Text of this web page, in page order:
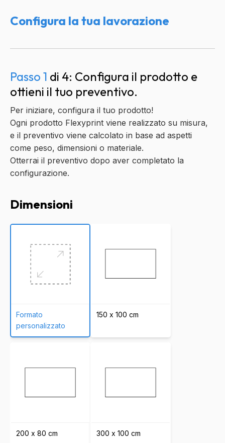
Configura la tua lavorazione
Passo 1 di 4: Configura il prodotto e
ottieni il tuo preventivo.
Per iniziare, configura il tuo prodotto!
Ogni prodotto Flexyprint viene realizzato su misura,
e il preventivo viene calcolato in base ad aspetti
come peso, dimensioni o materiale.
Otterrai il preventivo dopo aver completato la
configurazione.
Dimensioni
Formato
personalizzato
150 x 100 cm
200 x 80 cm 300 x 100 cm
Spedizione
Spedizione